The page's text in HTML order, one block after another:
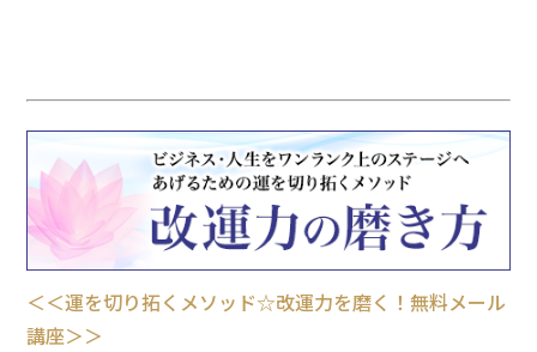
＜＜運を切り拓くメソッド☆改運力を磨く！無料メール
講座＞＞